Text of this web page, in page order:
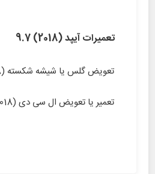
تعمیرات آیپد (2018) 9.7
تعویض گلس یا شیشه شکسته (iPad 9.7 (2018
تعمیر یا تعویض ال سی دی (iPad 9.7 (2018